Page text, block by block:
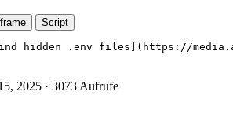
Iframe Script
hidden .env files](https://
2025 · 3073 Aufrufe